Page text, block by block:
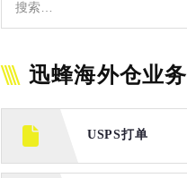
迅蜂海外仓业务
USPS打单